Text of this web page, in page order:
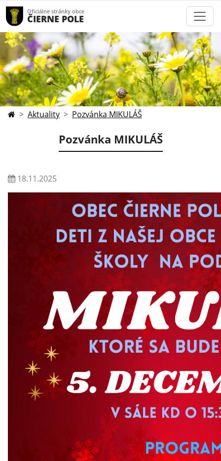
Oficiálne stránky obce
ČIERNE POLE
Aktuality Pozvánka MIKULÁŠ
Pozvánka MIKULÁŠ
18.11.2025